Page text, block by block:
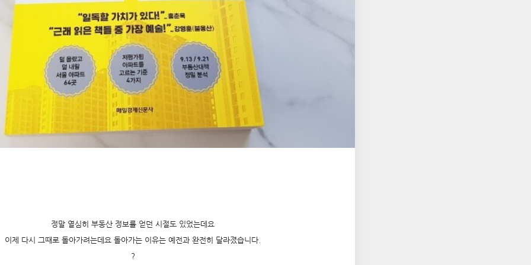
정말 열심히 부동산 정보를 얻던 시절도 있었는데요
이제 다시 그때로 돌아가려는데요 돌아가는 이유는 예전과 완전히 달라졌습니다.
?